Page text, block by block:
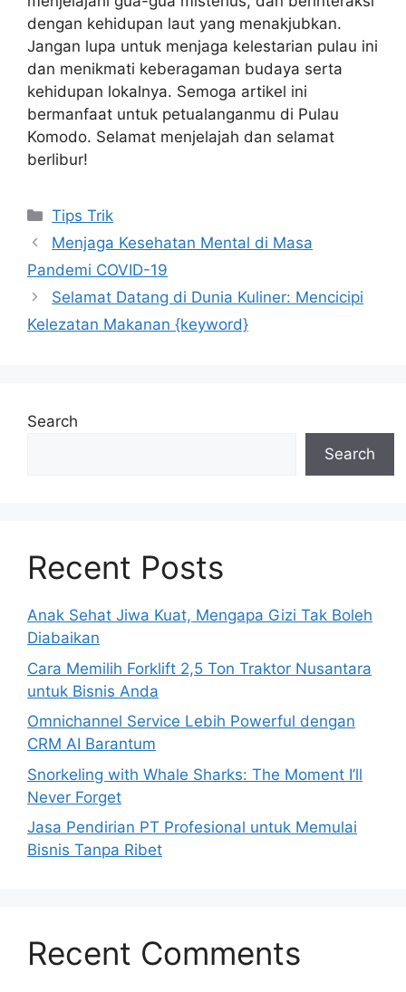
dengan kehidupan laut yang menakjubkan.
Jangan lupa untuk menjaga kelestarian pulau ini
dan menikmati keberagaman budaya serta
kehidupan lokalnya. Semoga artikel ini
bermanfaat untuk petualanganmu di Pulau
Komodo. Selamat menjelajah dan selamat
berlibur!
Categories
Tips Trik
Menjaga Kesehatan Mental di Masa
Pandemi COVID-19
Selamat Datang di Dunia Kuliner: Mencicipi
Kelezatan Makanan {keyword}
Search
Search
Recent Posts
Anak Sehat Jiwa Kuat, Mengapa Gizi Tak Boleh
Diabaikan
Cara Memilih Forklift 2,5 Ton Traktor Nusantara
untuk Bisnis Anda
Omnichannel Service Lebih Powerful dengan
CRM AI Barantum
Snorkeling with Whale Sharks: The Moment I’ll
Never Forget
Jasa Pendirian PT Profesional untuk Memulai
Bisnis Tanpa Ribet
Recent Comments